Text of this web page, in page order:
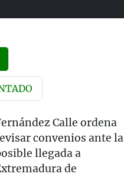
Calle ordena
convenios ante la
llegada a
de